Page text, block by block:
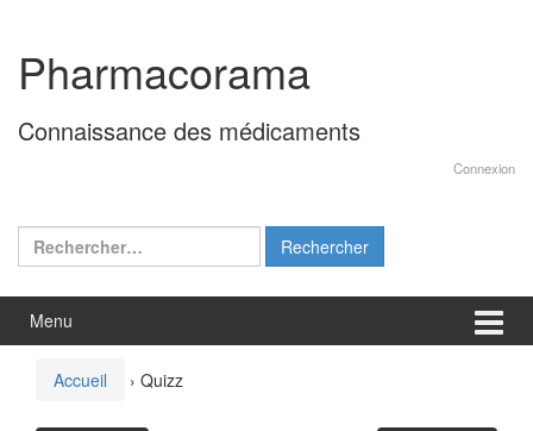
contenu
menu
principal
Pharmacorama
Connaissance des médicaments
Connexion
Rechercher :
Menu
Accueil › Quizz